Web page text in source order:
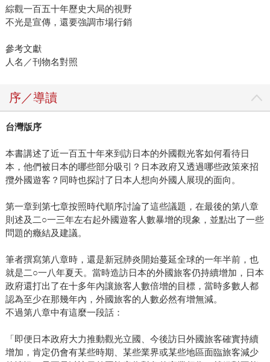
綜觀一百五十年歷史大局的視野
不光是宣傳，還要強調市場行銷
參考文獻
人名／刊物名對照
序／導讀
台灣版序
本書講述了近一百五十年來到訪日本的外國觀光客如何看待日
本，他們被日本的哪些部分吸引？日本政府又透過哪些政策來招
攬外國遊客？同時也探討了日本人想向外國人展現的面向。
第一章到第七章按照時代順序討論了這些議題，在最後的第八章
則述及二○一三年左右起外國遊客人數暴增的現象，並點出了一些
問題的癥結及建議。
筆者撰寫第八章時，還是新冠肺炎開始蔓延全球的一年半前，也
就是二○一八年夏天。當時造訪日本的外國旅客仍持續增加，日本
政府還打出了在十多年內讓旅客人數倍增的目標，當時多數人都
認為至少在那幾年內，外國旅客的人數必然有增無減。
不過第八章中有這麼一段話：
「即便日本政府大力推動觀光立國、今後訪日外國旅客確實持續
增加，肯定仍會有某些時期、某些業界或某些地區面臨旅客減少